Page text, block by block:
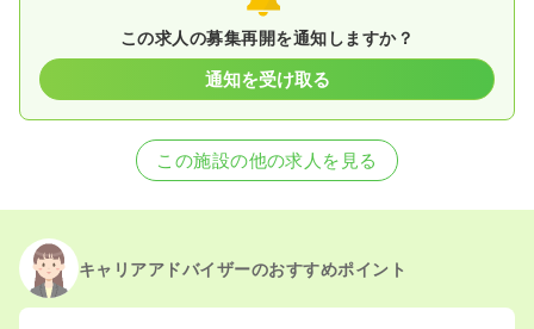
この求人の募集再開を通知しますか？
通知を受け取る
この施設の他の求人を見る
キャリアアドバイザーのおすすめポイント